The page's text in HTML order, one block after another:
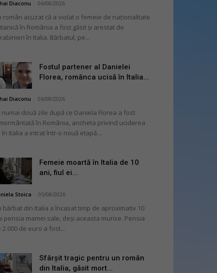
Diaconu 06/08/2026
român acuzat că a violat o femeie de naționalitate
în România a fost găsit și arestat de
în Italia. Bărbatul, pe...
Fostul partener al Danielei
Florea, românca ucisă în Italia...
Diaconu 06/08/2026
numai două zile după ce Daniela Florea a fost
în România, ancheta privind uciderea
în Italia a intrat într-o nouă etapă....
Femeie moartă în Italia de 10
ani, fiul ei...
Stoica 05/08/2026
bărbat din Italia a încasat timp de aproximativ 10
pensia mamei sale, deși aceasta murise. Pensia
2.000 de euro a fost...
Sfârșit tragic pentru un român
din Italia, găsit mort...